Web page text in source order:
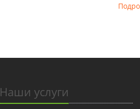
Наши услуги